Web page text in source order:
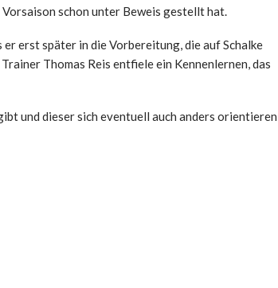
schon unter Beweis gestellt hat.
erst später in die Vorbereitung, die auf Schalke
Thomas Reis entfiele ein Kennenlernen, das
und dieser sich eventuell auch anders orientieren